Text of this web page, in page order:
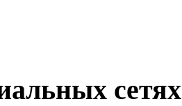
сетях